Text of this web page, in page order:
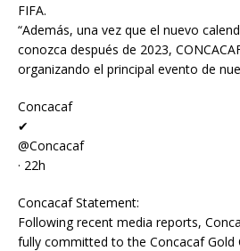
FIFA.
“Además, una vez que el nuevo
conozca después de 2023,
organizando el principal evento de
Concacaf
✔
@Concacaf
· 22h
Concacaf Statement:
Following recent media reports,
fully committed to the Concacaf Gold